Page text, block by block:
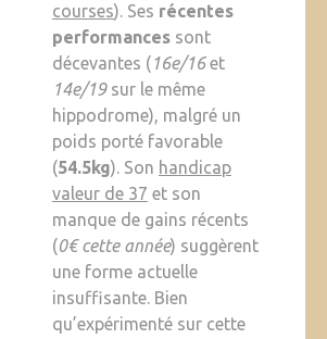
courses). Ses récentes
performancessont
décevantes (16e/16et
14e/19sur le même
hippodrome), malgré un
poids porté favorable
(54.5kg). Son handicap
valeur de 37 et son
manque de gains récents
(0€ cette année) suggèrent
une forme actuelle
insuffisante. Bien
qu’expérimenté sur cette